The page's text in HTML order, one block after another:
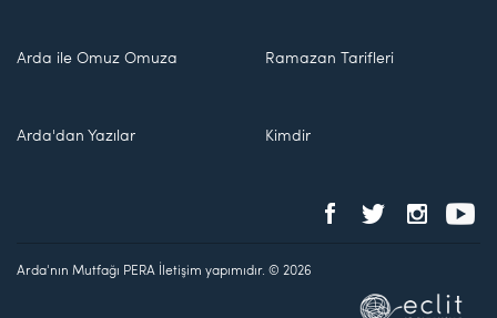
Arda ile Omuz Omuza Ramazan Tarifleri
Arda'dan Yazılar Kimdir
Arda'nın Mutfağı PERA İletişim yapımıdır. © 2026